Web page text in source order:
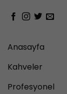
Anasayfa
Kahveler
Profesyonel